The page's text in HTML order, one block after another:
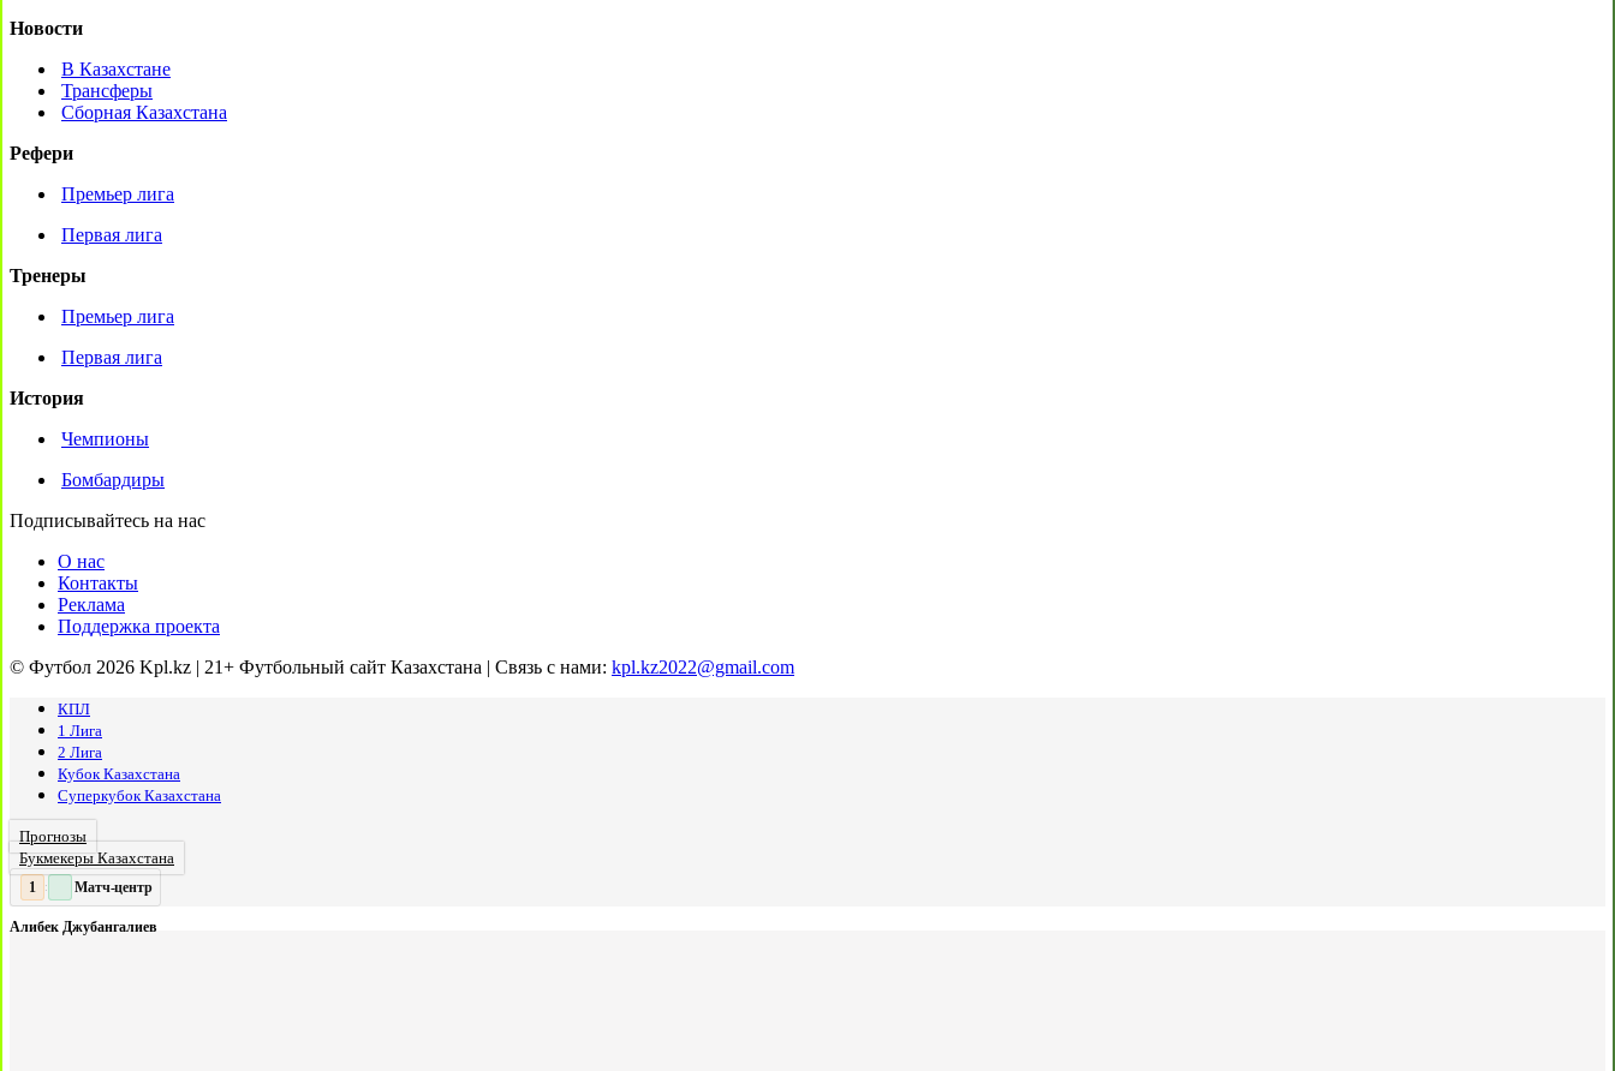
Новости
В Казахстане
Трансферы
Сборная Казахстана
Рефери
Премьер лига
Первая лига
Тренеры
Премьер лига
Первая лига
История
Чемпионы
Бомбардиры
Подписывайтесь на нас
О нас
Контакты
Реклама
Поддержка проекта
© Футбол 2026 Kpl.kz | 21+ Футбольный сайт Казахстана | Связь с нами: kpl.kz2022@gmail.com
КПЛ
1 Лига
2 Лига
Кубок Казахстана
Суперкубок Казахстана
Прогнозы
Букмекеры Казахстана
2 : Матч-центр
Алибек Джубангалиев